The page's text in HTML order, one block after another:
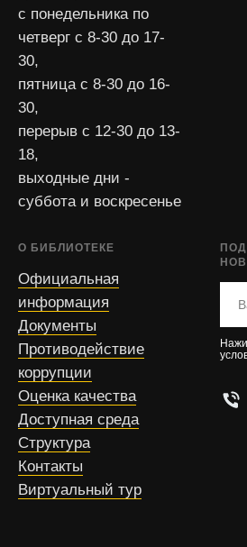
с понедельника по
четверг с 8-30 до 17-
30,
пятница с 8-30 до 16-
30,
перерыв с 12-30 до 13-
18,
выходные дни -
суббота и воскресенье
О БИБЛИОТЕКЕ
Официальная
информация
Документы
Противодействие
коррупции
Оценка качества
Доступная среда
Структура
Контакты
Виртуальный тур